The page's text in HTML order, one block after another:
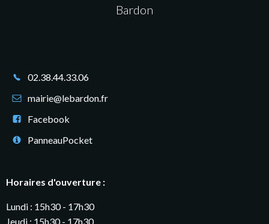
Bardon
02.38.44.33.06
mairie@lebardon.fr
Facebook
PanneauPocket
Horaires d'ouverture :
Lundi : 15h30 - 17h30
Jeudi : 15h30 - 17h30